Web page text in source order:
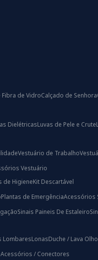
Fibra de VidroCalçado de Senhora
DielétricasLuvas de Pele e Crute
Vestuário de Trabalho
Vestuário
de HigieneKit Descartável
Plantas de EmergênciaAcessórios
Sinais Paineis De Estaleiro
LombaresLonasDuche / Lava
Acessórios / Conectores